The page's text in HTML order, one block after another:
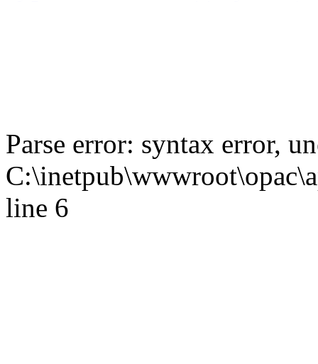
Parse error: syntax error,
line 6